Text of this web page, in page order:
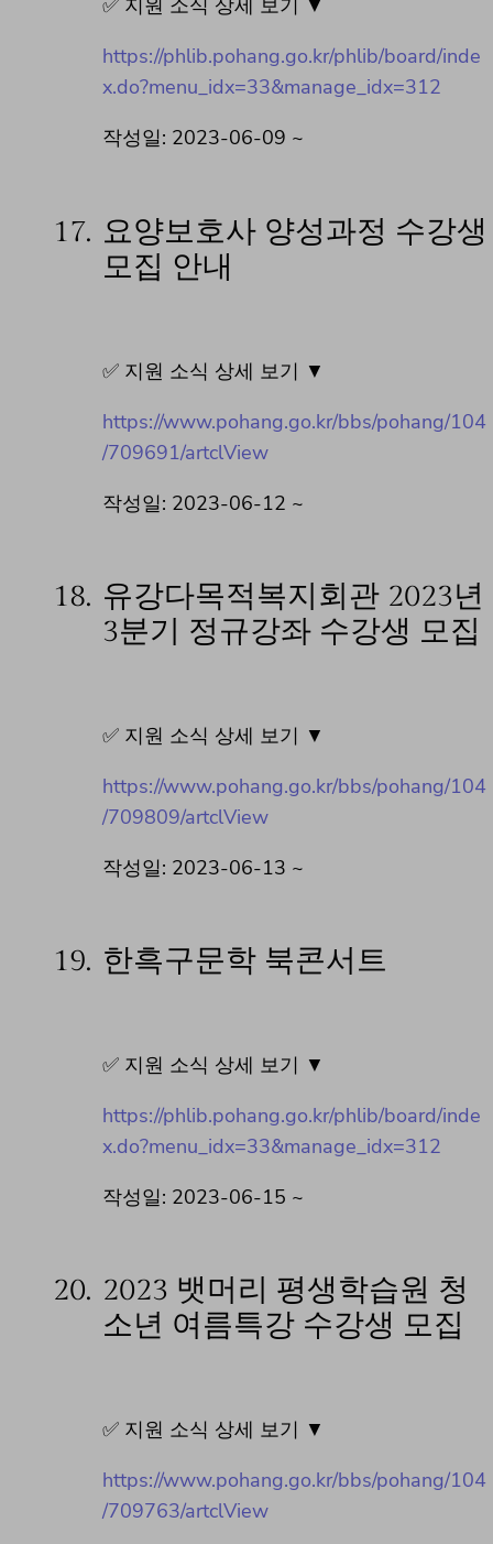
✅ 지원 소식 상세 보기 ▼
https://phlib.pohang.go.kr/phlib/board/inde
x.do?menu_idx=33&manage_idx=312
작성일: 2023-06-09 ~
17. 요양보호사 양성과정 수강생
모집 안내
✅ 지원 소식 상세 보기 ▼
https://www.pohang.go.kr/bbs/pohang/104
/709691/artclView
작성일: 2023-06-12 ~
18. 유강다목적복지회관 2023년
3분기 정규강좌 수강생 모집
✅ 지원 소식 상세 보기 ▼
https://www.pohang.go.kr/bbs/pohang/104
/709809/artclView
작성일: 2023-06-13 ~
19. 한흑구문학 북콘서트
✅ 지원 소식 상세 보기 ▼
https://phlib.pohang.go.kr/phlib/board/inde
x.do?menu_idx=33&manage_idx=312
작성일: 2023-06-15 ~
20. 2023 뱃머리 평생학습원 청
소년 여름특강 수강생 모집
✅ 지원 소식 상세 보기 ▼
https://www.pohang.go.kr/bbs/pohang/104
/709763/artclView